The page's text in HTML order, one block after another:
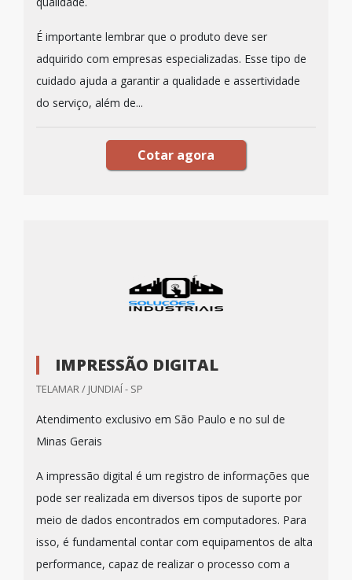
É importante lembrar que o produto deve ser
adquirido com empresas especializadas. Esse tipo de
cuidado ajuda a garantir a qualidade e assertividade
do serviço, além de...
Cotar agora
IMPRESSÃO DIGITAL
TELAMAR / JUNDIAÍ - SP
Atendimento exclusivo em São Paulo e no sul de
Minas Gerais
A impressão digital é um registro de informações que
pode ser realizada em diversos tipos de suporte por
meio de dados encontrados em computadores. Para
isso, é fundamental contar com equipamentos de alta
performance, capaz de realizar o processo com a